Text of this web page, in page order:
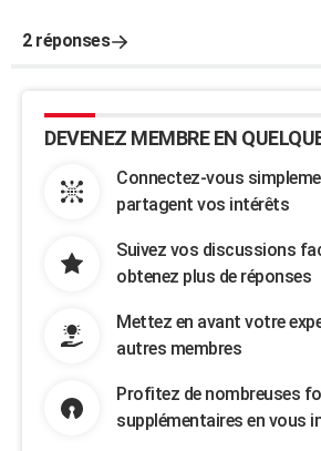
2 réponses
DEVENEZ MEMBRE EN
Connectez-vous
partagent vos intérêts
Suivez vos discussions
obtenez plus de réponses
Mettez en avant votre
autres membres
Profitez de nombreuses
supplémentaires en vous